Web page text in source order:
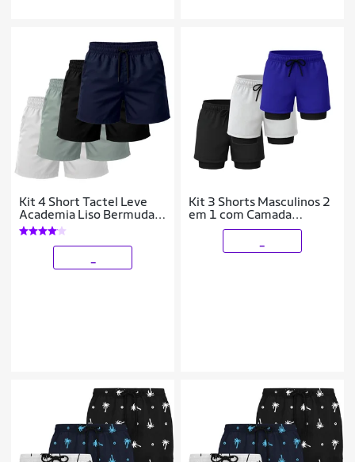
Kit 4 Short Tactel Leve
Academia Liso Bermuda
Masculina
Kit 3 Shorts Masculinos 2
em 1 com Camada
Térmica e Tecido de Alta